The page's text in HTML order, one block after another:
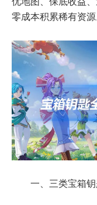
零成本积累稀有资源
一、三类宝箱